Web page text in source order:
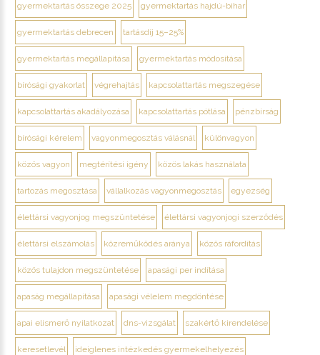
gyermektartás összege 2025 gyermektartás hajdú-bihar
gyermektartás debrecen tartásdíj 15–25%
gyermektartás megállapítása gyermektartás módosítása
bírósági gyakorlat végrehajtás kapcsolattartás megszegése
kapcsolattartás akadályozása kapcsolattartás pótlása pénzbírság
bírósági kérelem vagyonmegosztás válásnál különvagyon
közös vagyon megtérítési igény közös lakás használata
tartozás megosztása vállalkozás vagyonmegosztás egyezség
élettársi vagyonjog megszüntetése élettársi vagyonjogi szerződés
élettársi elszámolás közreműködés aránya közös ráfordítás
közös tulajdon megszüntetése apasági per indítása
apaság megállapítása apasági vélelem megdöntése
apai elismerő nyilatkozat dns-vizsgálat szakértő kirendelése
keresetlevél ideiglenes intézkedés gyermekelhelyezés